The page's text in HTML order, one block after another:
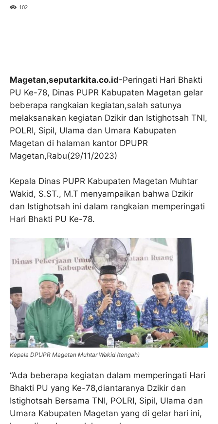
102
Magetan,seputarkita.co.id-Peringati Hari Bhakti
PU Ke-78, Dinas PUPR Kabupaten Magetan gelar
beberapa rangkaian kegiatan,salah satunya
melaksanakan kegiatan Dzikir dan Istighotsah TNI,
POLRI, Sipil, Ulama dan Umara Kabupaten
Magetan di halaman kantor DPUPR
Magetan,Rabu(29/11/2023)
Kepala Dinas PUPR Kabupaten Magetan Muhtar
Wakid, S.ST., M.T menyampaikan bahwa Dzikir
dan Istighotsah ini dalam rangkaian memperingati
Hari Bhakti PU Ke-78.
Kepala DPUPR Magetan Muhtar Wakid (tengah)
“Ada beberapa kegiatan dalam memperingati Hari
Bhakti PU yang Ke-78,diantaranya Dzikir dan
Istighotsah Bersama TNI, POLRI, Sipil, Ulama dan
Umara Kabupaten Magetan yang di gelar hari ini,